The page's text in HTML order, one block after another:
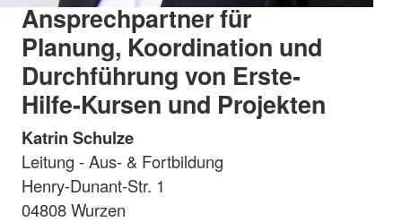
Ansprechpartner für
Planung, Koordination und
Durchführung von Erste-
Hilfe-Kursen und Projekten
Katrin Schulze
Leitung - Aus- & Fortbildung
Henry-Dunant-Str. 1
04808 Wurzen